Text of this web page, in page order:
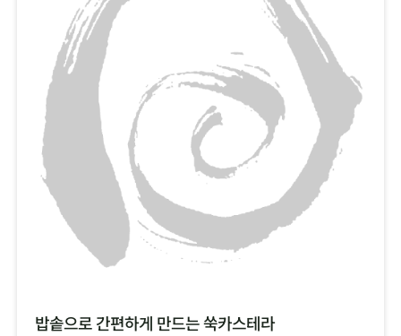
친구야~ 같이 먹자!
베이킹을 했는데도 바나나의 신선한 맛이 그대로여서 좋아요
넘넘 건강한 맛! 단맛이 강하지 않아 좋아요!
밥솥으로 간편하게 만드는 쑥카스테라